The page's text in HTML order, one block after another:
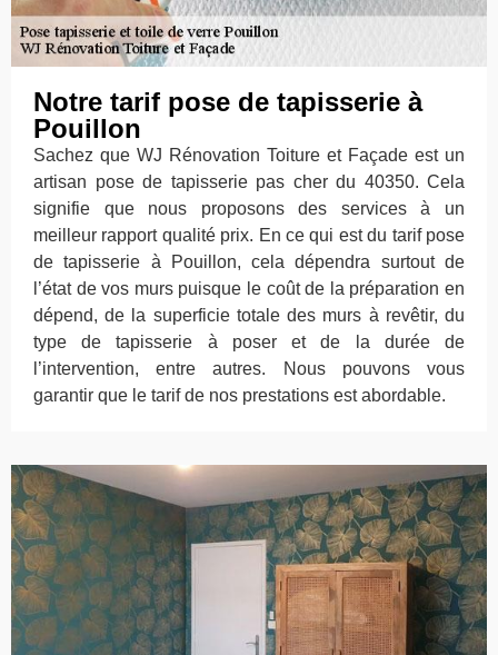
Notre tarif pose de tapisserie à
Pouillon
Sachez que WJ Rénovation Toiture et Façade est un
artisan pose de tapisserie pas cher du 40350. Cela
signifie que nous proposons des services à un
meilleur rapport qualité prix. En ce qui est du tarif pose
de tapisserie à Pouillon, cela dépendra surtout de
l’état de vos murs puisque le coût de la préparation en
dépend, de la superficie totale des murs à revêtir, du
type de tapisserie à poser et de la durée de
l’intervention, entre autres. Nous pouvons vous
garantir que le tarif de nos prestations est abordable.